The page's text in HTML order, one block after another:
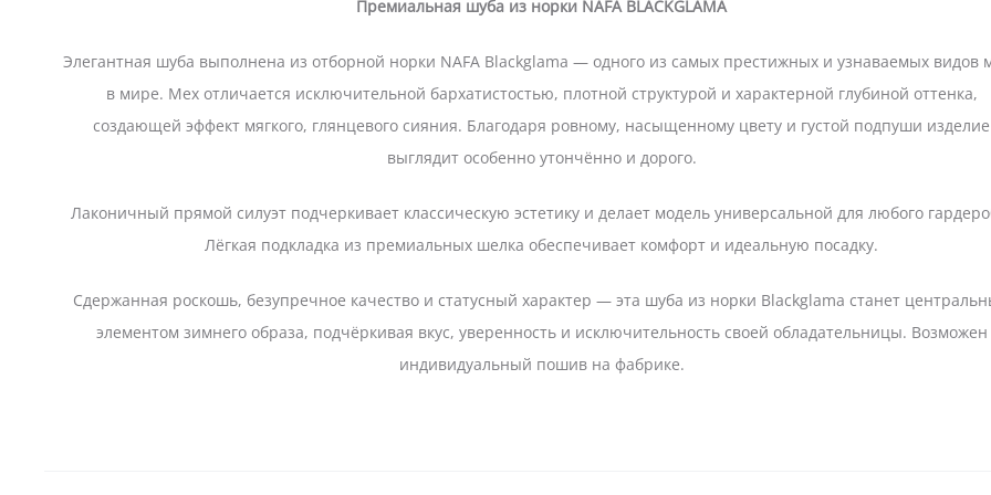
Премиальная шуба из норки NAFA BLACKGLAMA
Элегантная шуба выполнена из отборной норки NAFA Blackglama — одного из самых престижных и узнаваемых видов
в мире. Мех отличается исключительной бархатистостью, плотной структурой и характерной глубиной оттенка,
создающей эффект мягкого, глянцевого сияния. Благодаря ровному, насыщенному цвету и густой подпуши изделие
выглядит особенно утончённо и дорого.
Лаконичный прямой силуэт подчеркивает классическую эстетику и делает модель универсальной для любого
Лёгкая подкладка из премиальных шелка обеспечивает комфорт и идеальную посадку.
Сдержанная роскошь, безупречное качество и статусный характер — эта шуба из норки Blackglama станет
элементом зимнего образа, подчёркивая вкус, уверенность и исключительность своей обладательницы. Возможен
индивидуальный пошив на фабрике.